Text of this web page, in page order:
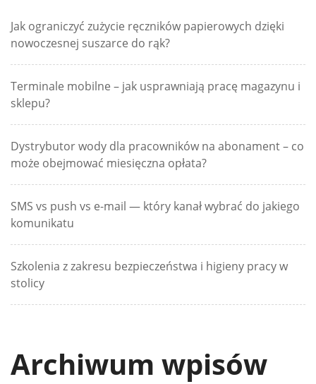
Jak ograniczyć zużycie ręczników papierowych dzięki
nowoczesnej suszarce do rąk?
Terminale mobilne – jak usprawniają pracę magazynu i
sklepu?
Dystrybutor wody dla pracowników na abonament – co
może obejmować miesięczna opłata?
SMS vs push vs e-mail — który kanał wybrać do jakiego
komunikatu
Szkolenia z zakresu bezpieczeństwa i higieny pracy w
stolicy
Archiwum wpisów